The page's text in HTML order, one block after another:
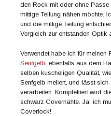
den Rock mit oder ohne
mittige Teilung nähen möchte.
und die mittige Teilung
Vergleich zur entstanden Optik
Verwendet habe ich für meinen
Senfgelb, ebenfalls aus dem
selben kuscheligen Qualität,
Senfgelb meliert, und lässt
verarbeiten. Komplettiert wird
schwarz Covernähte. Ja, ich
Coverlock!